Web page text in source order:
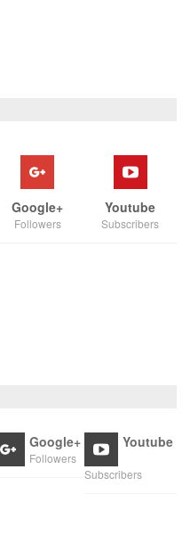
Google+
Followers
Youtube
Subscribers
Google+
Followers
Youtube
Subscribers